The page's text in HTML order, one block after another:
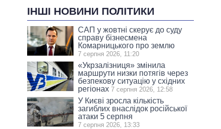
ІНШІ НОВИНИ ПОЛІТИКИ
САП у жовтні скерує до суду
справу бізнесмена
Комарницького про землю
7 серпня 2026, 11:20
«Укрзалізниця» змінила
маршрути низки потягів через
безпекову ситуацію у східних
регіонах 7 серпня 2026, 12:58
У Києві зросла кількість
загиблих внаслідок російської
атаки 5 серпня
7 серпня 2026, 13:33